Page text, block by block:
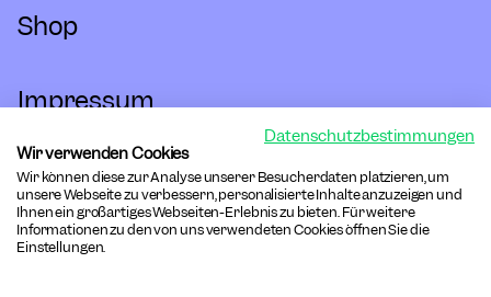
Shop
Impressum
Hausordnung
Barrierefreiheit
Datenschutz
Datenschutzbestimmungen
Wir verwenden Cookies
Wir können diese zur Analyse unserer Besucherdaten platzieren, um
unsere Webseite zu verbessern, personalisierte Inhalte anzuzeigen und
Ihnen ein großartiges Webseiten-Erlebnis zu bieten. Für weitere
Informationen zu den von uns verwendeten Cookies öffnen Sie die
Einstellungen.